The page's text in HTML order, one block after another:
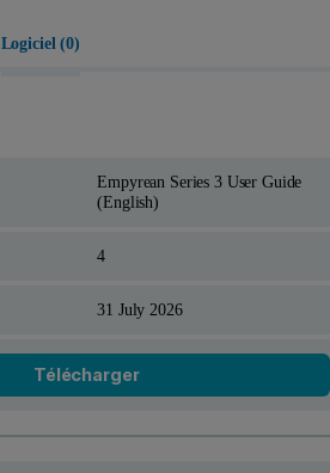
Logiciel (0)
Empyrean Series 3 User Guide
(English)
4
31 July 2026
Télécharger